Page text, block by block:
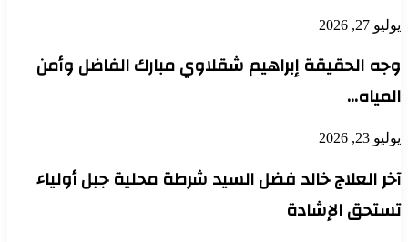
يوليو 27, 2026
وجه الحقيقة إبراهيم شقلاوي مبارك الفاضل وأمن
المياه…
يوليو 23, 2026
آخر العلاج خالد فضل السيد شرطة محلية جبل أولياء
تستحق الإشادة